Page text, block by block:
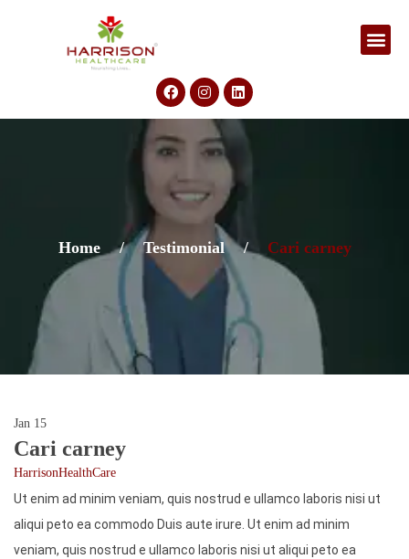
Home / Testimonial / Cari carney
Jan 15
Cari carney
HarrisonHealthCare
Ut enim ad minim veniam, quis nostrud e ullamco laboris nisi ut
aliqui peto ea commodo Duis aute irure. Ut enim ad minim
veniam, quis nostrud e ullamco laboris nisi ut aliqui peto ea